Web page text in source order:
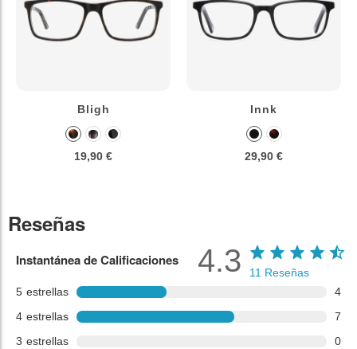
Bligh
19,90 €
Innk
29,90 €
Reseñas
Instantánea de Calificaciones
5 estrellas
4
4 estrellas
7
3 estrellas
0
4.3 11 Reseñas